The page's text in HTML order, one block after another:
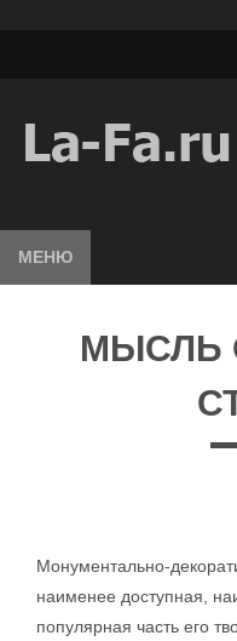
МЕНЮ
МЫСЛЬ
Монументально-
наименее доступная,
популярная часть его